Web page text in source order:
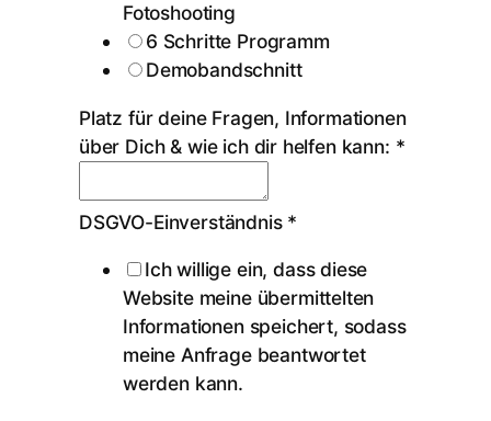
Fotoshooting
6 Schritte Programm
Demobandschnitt
Platz für deine Fragen, Informationen
über Dich & wie ich dir helfen kann: *
DSGVO-Einverständnis *
Ich willige ein, dass diese
Website meine übermittelten
Informationen speichert, sodass
meine Anfrage beantwortet
werden kann.